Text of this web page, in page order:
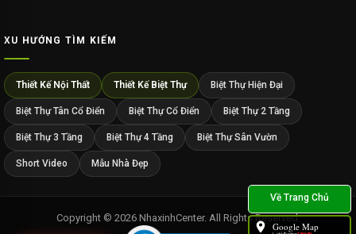
XU HƯỚNG TÌM KIẾM
Thiết Kế Nội Thất Thiết Kế Biệt Thự Biệt Thự Hiện Đại
Biệt Thự Tân Cổ Điển Biệt Thự Cổ Điển Biệt Thự 2 Tầng
Biệt Thự 3 Tầng Biệt Thự 4 Tầng Biệt Thự Sân Vườn
Short Video Mẫu Nhà Đẹp
Copyright © 2026 NhaxinhCenter. All Rights Reserved.
Google Map